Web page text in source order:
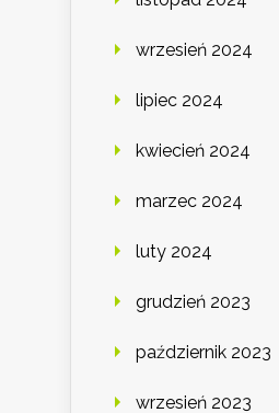
wrzesień 2024
lipiec 2024
kwiecień 2024
marzec 2024
luty 2024
grudzień 2023
październik 2023
wrzesień 2023